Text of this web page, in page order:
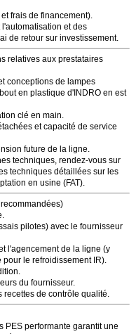
frais de financement).
et des
de retour sur investissement.
relatives aux prestataires
conceptions de lampes
en plastique d'INDRO en est
clé en main.
et capacité de service
future de la ligne.
techniques, rendez-vous sur
techniques détaillées sur les
en usine (FAT).
pilotes) avec le fournisseur
l'agencement de la ligne (y
le refroidissement IR).
du fournisseur.
de contrôle qualité.
PESperformante garantit une